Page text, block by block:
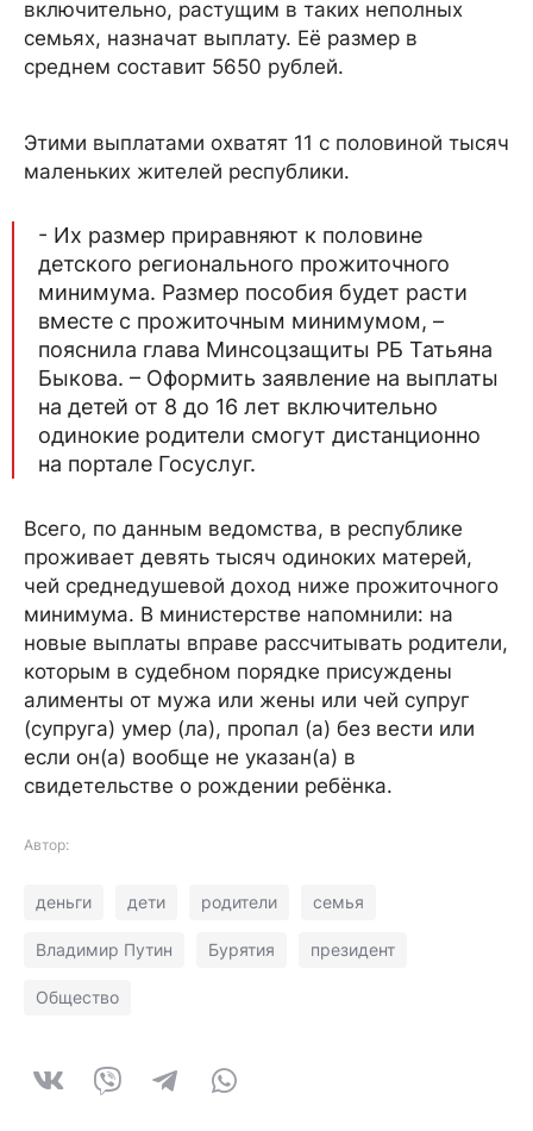
включительно, растущим в таких неполных
семьях, назначат выплату. Её размер в
среднем составит 5650 рублей.
Этими выплатами охватят 11 с половиной тысяч
маленьких жителей республики.
- Их размер приравняют к половине
детского регионального прожиточного
минимума. Размер пособия будет расти
вместе с прожиточным минимумом, –
пояснила глава Минсоцзащиты РБ Татьяна
Быкова. – Оформить заявление на выплаты
на детей от 8 до 16 лет включительно
одинокие родители смогут дистанционно
на портале Госуслуг.
Всего, по данным ведомства, в республике
проживает девять тысяч одиноких матерей,
чей среднедушевой доход ниже прожиточного
минимума. В министерстве напомнили: на
новые выплаты вправе рассчитывать родители,
которым в судебном порядке присуждены
алименты от мужа или жены или чей супруг
(супруга) умер (ла), пропал (а) без вести или
если он(а) вообще не указан(а) в
свидетельстве о рождении ребёнка.
Автор:
деньги дети родители семья
Владимир Путин Бурятия президент
Общество